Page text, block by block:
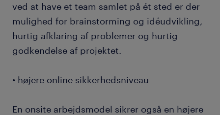
ved at have et team samlet på ét sted er der
mulighed for brainstorming og idéudvikling,
hurtig afklaring af problemer og hurtig
godkendelse af projektet.
• højere online sikkerhedsniveau
En onsite arbejdsmodel sikrer også en højere